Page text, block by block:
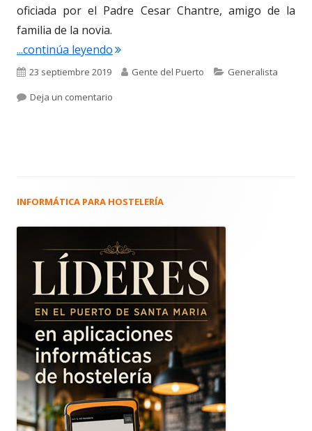
oficiada por el Padre Cesar Chantre, amigo de la
familia de la novia.
...continúa leyendo"4.107. Boda de Jesus Grandes-
Publicado
el
23 septiembre 2019 Autor
Gente del Puerto Categorías
Generalista
Deja un comentario
Barra
principal
INFORMÁTICA PARA HOSTELERÍA